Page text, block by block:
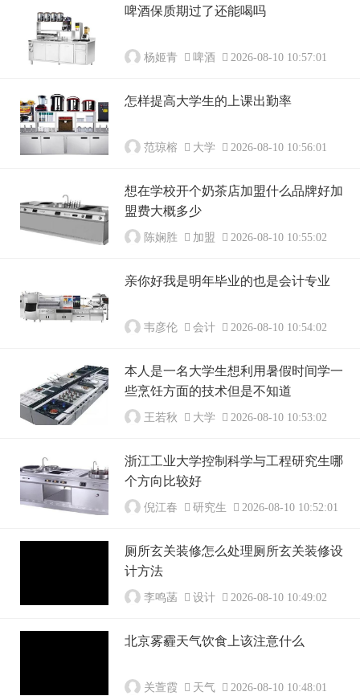
啤酒保质期过了还能喝吗
杨姬青 啤酒 2026-08-10 10:57:01
怎样提高大学生的上课出勤率
范琼榕 大学 2026-08-10 10:56:01
想在学校开个奶茶店加盟什么品牌好加
盟费大概多少
陈娴胜 加盟 2026-08-10 10:55:02
亲你好我是明年毕业的也是会计专业
韦彦伦 会计 2026-08-10 10:54:02
本人是一名大学生想利用暑假时间学一
些烹饪方面的技术但是不知道
王若秋 大学 2026-08-10 10:53:02
浙江工业大学控制科学与工程研究生哪
个方向比较好
倪江春 研究生 2026-08-10 10:52:01
厕所玄关装修怎么处理厕所玄关装修设
计方法
李鸣菡 设计 2026-08-10 10:49:02
北京雾霾天气饮食上该注意什么
关萱霞 天气 2026-08-10 10:48:01